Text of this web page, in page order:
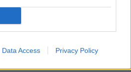
Data Access Privacy Policy